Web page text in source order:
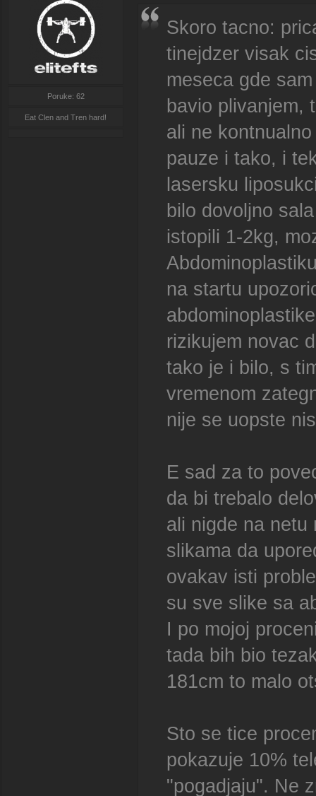
Poruke: 62
Eat Clen and Tren hard!
Skoro tacno:
tinejdzer visak
meseca gde
bavio plivanjem,
ali ne
pauze i tako, i
lasersku
bilo dovoljno
istopili 1-2kg,
na startu
rizikujem novac
tako je i bilo, s
vremenom
nije se uopste
E sad za to
da bi trebalo
ali nigde na netu
slikama da
ovakav isti
su sve slike sa
I po mojoj
tada bih bio
181cm to malo
Sto se tice
pokazuje 10%
"pogadjaju". Ne